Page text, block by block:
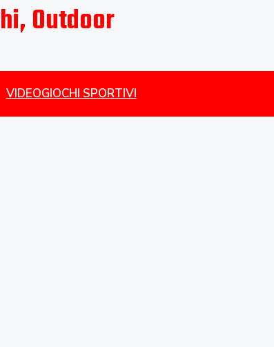
Outdoor
VIDEOGIOCHI SPORTIVI